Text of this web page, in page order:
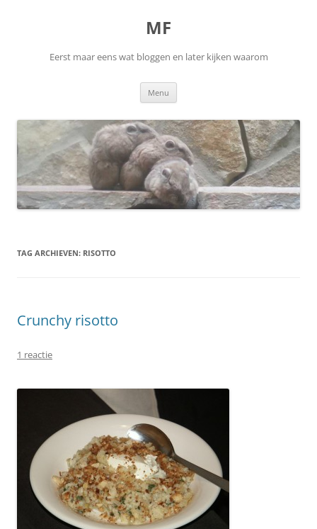
MF
Eerst maar eens wat bloggen en later kijken waarom
Menu
TAG ARCHIEVEN: RISOTTO
Crunchy risotto
1 reactie